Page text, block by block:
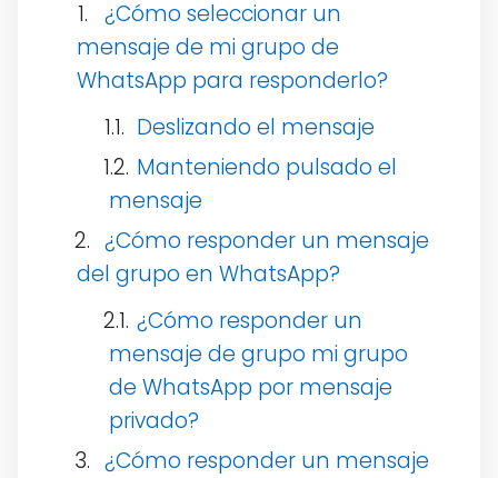
¿Cómo seleccionar un
mensaje de mi grupo de
WhatsApp para responderlo?
Deslizando el mensaje
Manteniendo pulsado el
mensaje
¿Cómo responder un mensaje
del grupo en WhatsApp?
¿Cómo responder un
mensaje de grupo mi grupo
de WhatsApp por mensaje
privado?
¿Cómo responder un mensaje